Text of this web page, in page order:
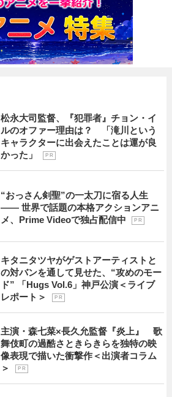
松永大司監督、『犯罪者』チョン・イ
ルのオファー理由は？ 「滝川という
キャラクターに出会えたことは運が良
かった」
P R
“おっさん剣聖”の一太刀に宿る人生
―― 世界で話題の本格アクションアニ
メ、Prime Videoで独占配信中
P R
キタニタツヤがゲストアーティストと
の対バンを通して見せた、“攻めのモー
ド” 「Hugs Vol.6」神戸公演＜ライブ
レポート＞
P R
主演・森七菜×長久允監督『炎上』 歌
舞伎町の過酷さときらきらを独特の映
像表現で描いた衝撃作＜出演者コラム
＞
P R